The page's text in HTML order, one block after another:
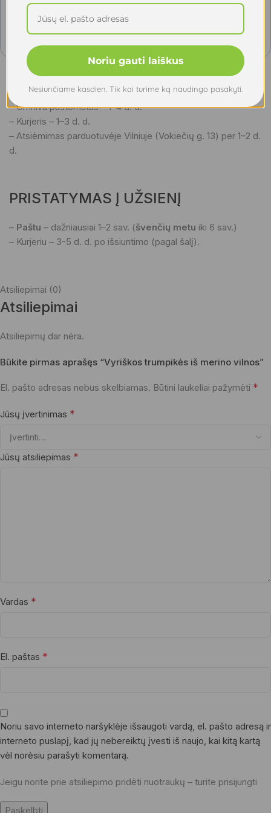
Jei šalyje taikomi importo mokesčiai ar vežėjo rinkliavos,
juos apmoka gavėjas
PRISTATYMAS LIETUVOJE
– Omniva paštomatas – 1–4 d. d.
– Kurjeris – 1–3 d. d.
– Atsiėmimas parduotuvėje Vilniuje (Vokiečių g. 13) per 1–2 d.
d.
PRISTATYMAS Į UŽSIENĮ
– Paštu – dažniausiai 1–2 sav. (švenčių metu iki 6 sav.)
– Kurjeriu – 3-5 d. d. po išsiuntimo (pagal šalį).
Atsiliepimai (0)
Atsiliepimai
Atsiliepimų dar nėra.
Būkite pirmas aprašęs “Vyriškos trumpikės iš merino vilnos”
El. pašto adresas nebus skelbiamas. Būtini laukeliai pažymėti *
Jūsų įvertinimas *
Jūsų atsiliepimas *
Vardas *
El. paštas *
Noriu savo interneto naršyklėje išsaugoti vardą, el. pašto adresą ir
interneto puslapį, kad jų nebereiktų įvesti iš naujo, kai kitą kartą
vėl norėsiu parašyti komentarą.
Jeigu norite prie atsiliepimo pridėti nuotraukų – turite prisijungti
Noriu gauti laiškus
Nesiunčiame kasdien. Tik kai turime ką naudingo pasakyti.